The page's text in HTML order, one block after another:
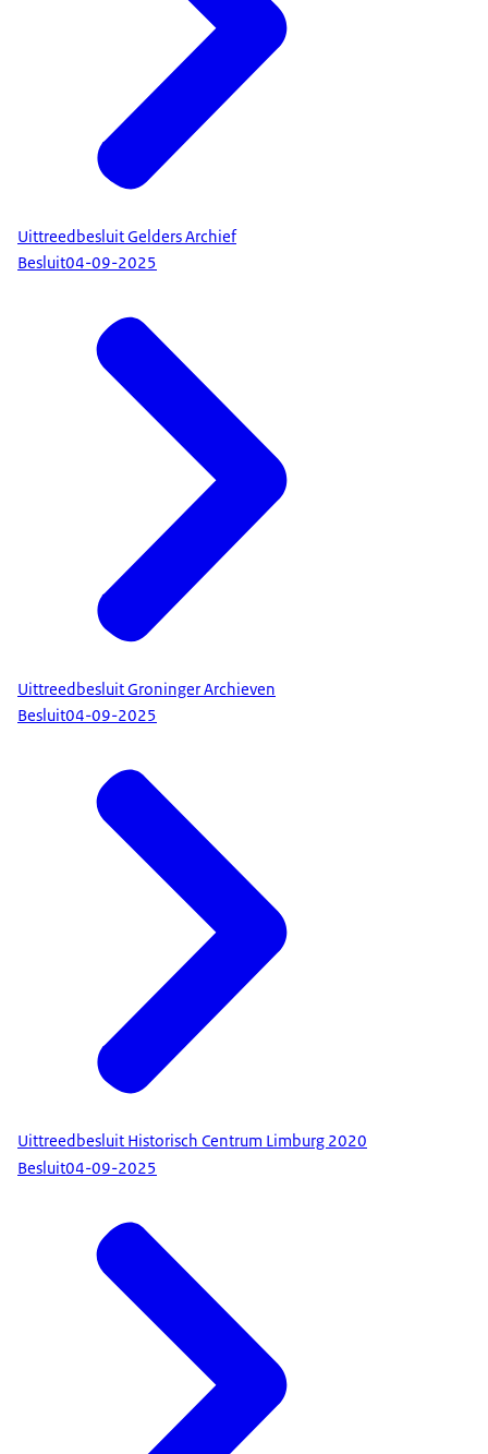
Uittreedbesluit Gelders Archief
Besluit04-09-2025
Uittreedbesluit Groninger Archieven
Besluit04-09-2025
Uittreedbesluit Historisch Centrum Limburg 2020
Besluit04-09-2025